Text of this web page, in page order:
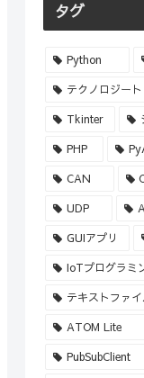
タグ
Python
テクノロジー
Tkinter
PHP
CAN
UDP
GUIアプリ
IoTプログラミ
テキストファイ
ATOM Lite
PubSubClient